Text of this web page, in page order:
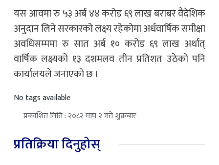
यस आवमा रु ५३ अर्ब ४४ करोड ६९ लाख बराबर वैदेशिक
अनुदान लिने सरकारको लक्ष्य रहेकोमा अर्धवार्षिक समीक्षा
अवधिसम्ममा रु सात अर्ब १० करोड ६९ लाख अर्थात्
वार्षिक लक्ष्यको १३ दशमलव तीन प्रतिशत उठेको पनि
कार्यालयले जनाएको छ ।
No tags available
प्रकाशित मिति : २०८२ माघ २ गते शुक्रबार
प्रतिक्रिया दिनुहोस्